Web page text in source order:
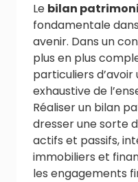
Le bilan
fondamentale
avenir. Dans un
plus en plus
particuliers
exhaustive de
Réaliser un bilan
dresser une sorte
actifs et passifs,
immobiliers et
les engagements